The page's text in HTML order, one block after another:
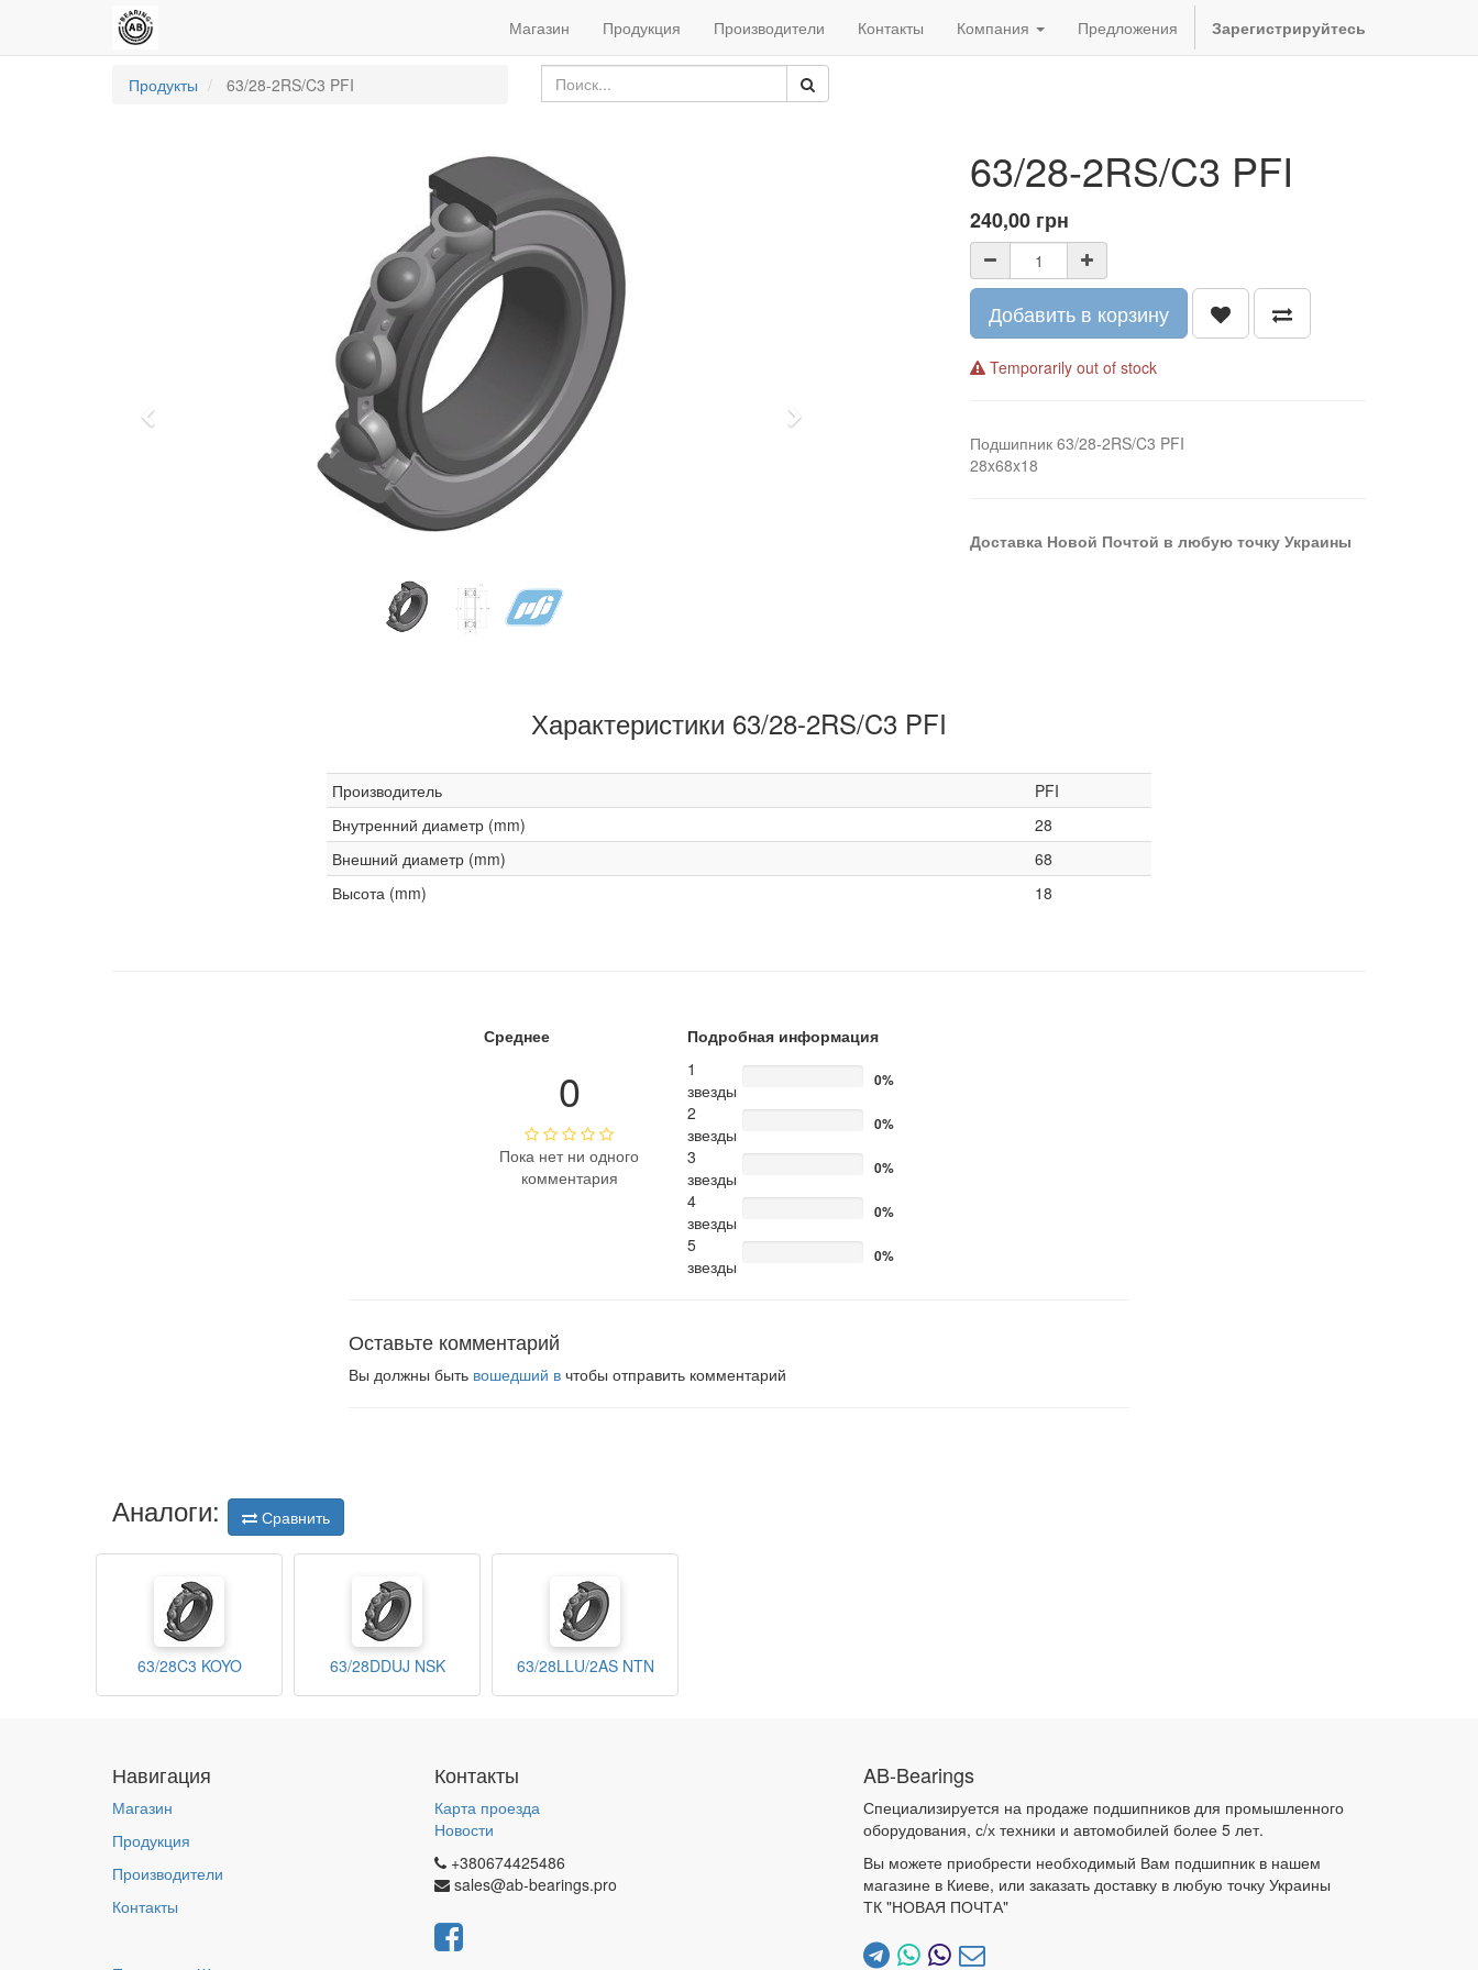
Магазин Продукция Производители Контакты Компания Предложения Зарегистрируйтесь
Продукты 63/28-2RS/C3 PFI
Next
63/28-2RS/C3 PFI
240,00 грн
Добавить в корзину
Temporarily out of stock
Подшипник 63/28-2RS/C3 PFI
28x68x18
Доставка Новой Почтой в любую точку Украины
Характеристики 63/28-2RS/C3 PFI
Производитель
PFI
Внутренний диаметр (mm)
28
Внешний диаметр (mm)
68
Высота (mm)
18
Среднее
0
Пока нет ни одного
комментария
Подробная информация
1
звезды
0%
2
звезды
0%
3
звезды
0%
4
звезды
0%
5
звезды
0%
Оставьте комментарий
Вы должны быть вошедший в чтобы отправить комментарий
Аналоги: Сравнить
63/28C3 KOYO 63/28DDUJ NSK 63/28LLU/2AS NTN
Навигация
Магазин
Продукция
Производители
Контакты
Контакты
Карта проезда
Новости
+380674425486
sales@ab-bearings.pro
AB-Bearings
Специализируется на продаже подшипников для промышленного
оборудования, с/х техники и автомобилей более 5 лет.
Вы можете приобрести необходимый Вам подшипник в нашем
магазине в Киеве, или заказать доставку в любую точку Украины
ТК "НОВАЯ ПОЧТА"